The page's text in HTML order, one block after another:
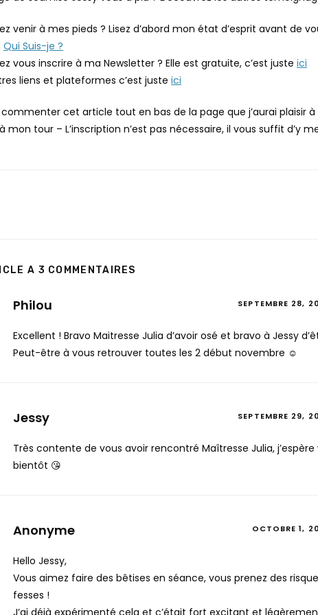
venir à mes pieds ? Lisez d’abord mon état d’esprit avant de
Qui Suis-je ?
vous inscrire à ma Newsletter ? Elle est gratuite, c’est juste ici
liens et plateformes c’est juste ici
cet article tout en bas de la page que j’aurai plaisir à
tour – L’inscription n’est pas nécessaire, il vous suffit d’y
A 3 COMMENTAIRES
Philou SEPTEMBRE 28,
Excellent ! Bravo Maitresse Julia d’avoir osé et bravo à Jessy
Peut-être à vous retrouver toutes les 2 début novembre ☺️
Jessy SEPTEMBRE 29,
Très contente de vous avoir rencontré Maîtresse Julia, j’espère
bientôt 😘
Anonyme OCTOBRE 1,
Hello Jessy,
Vous aimez faire des bêtises en séance, vous prenez des
fesses !
J’ai déjà expérimenté cela et c’était fort excitant et